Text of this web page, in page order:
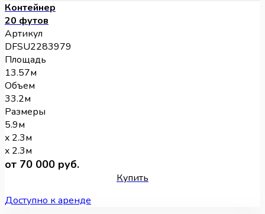
Контейнер
20 футов
Артикул
DFSU2283979
Площадь
13.57м
Объем
33.2м
Размеры
5.9м
x 2.3м
x 2.3м
от 70 000 руб.
Купить
Доступно к аренде